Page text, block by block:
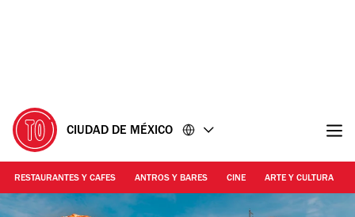
CIUDAD DE MÉXICO
RESTAURANTES Y CAFES ANTROS Y BARES CINE ARTE Y CULTURA